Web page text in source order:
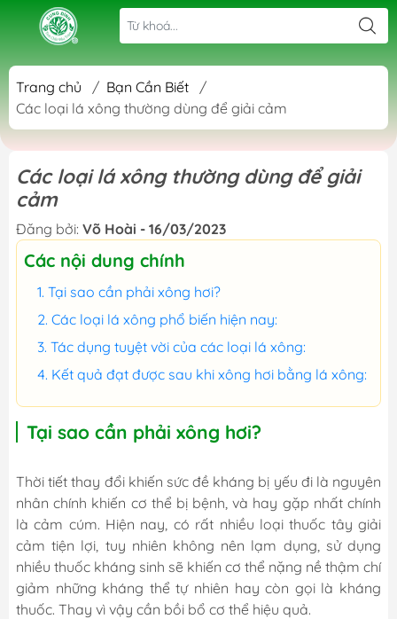
Trang chủ / Bạn Cần Biết
/
Các loại lá xông thường dùng để giải cảm
Các loại lá xông thường dùng để giải
cảm
Đăng bởi: Võ Hoài - 16/03/2023
Các nội dung chính
Tại sao cần phải xông hơi?
Các loại lá xông phổ biến hiện nay:
Tác dụng tuyệt vời của các loại lá xông:
Kết quả đạt được sau khi xông hơi bằng lá xông:
Tại sao cần phải xông hơi?
Thời tiết thay đổi khiến sức đề kháng bị yếu đi là nguyên
nhân chính khiến cơ thể bị bệnh, và hay gặp nhất chính
là cảm cúm. Hiện nay, có rất nhiều loại thuốc tây giải
cảm tiện lợi, tuy nhiên không nên lạm dụng, sử dụng
nhiều thuốc kháng sinh sẽ khiến cơ thể nặng nề thậm chí
giảm những kháng thể tự nhiên hay còn gọi là kháng
thuốc. Thay vì vậy cần bồi bổ cơ thể hiệu quả.